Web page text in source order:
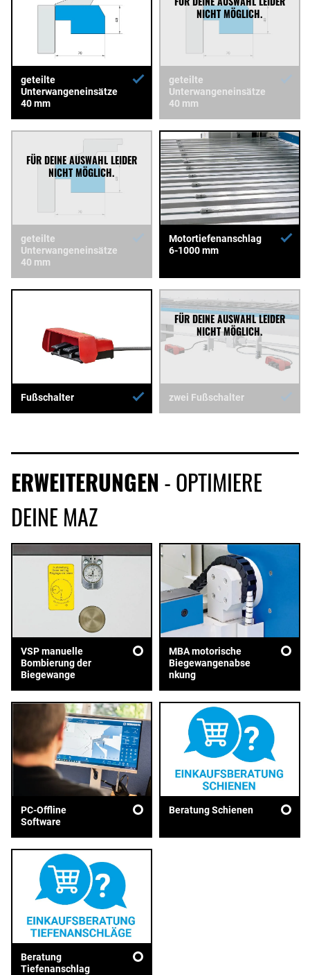
geteilte
Unterwangeneinsätze
40 mm
geteilte
Unterwangeneinsätze
40 mm
geteilte
Unterwangeneinsätze
40 mm
Motortiefenanschlag
6-1000 mm
Fußschalter zwei Fußschalter
ERWEITERUNGEN - OPTIMIERE
DEINE MAZ
VSP manuelle
Bombierung der
Biegewange
MBA motorische
Biegewangenabse
nkung
PC-Offline
Software
Beratung Schienen
Beratung
Tiefenanschlag